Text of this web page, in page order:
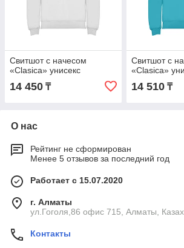
Свитшот с начесом
«Clasica» унисекс
14 450 ₸
Свитшот с
«Clasica»
14 510₸
О нас
Рейтинг не сформирован
Менее 5 отзывов за последний год
Работает с 15.07.2020
г. Алматы
ул.Гоголя,86 офис 715, Алматы,
Контакты